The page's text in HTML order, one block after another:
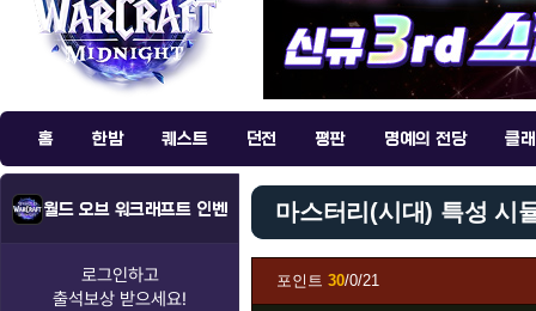
홈 한밤 퀘스트 던전 평판 명예의 전당 클
월드 오브 워크래프트 인벤
로그인하고
출석보상 받으세요!
마스터리(시대) 특성 시
포인트 30/0/21